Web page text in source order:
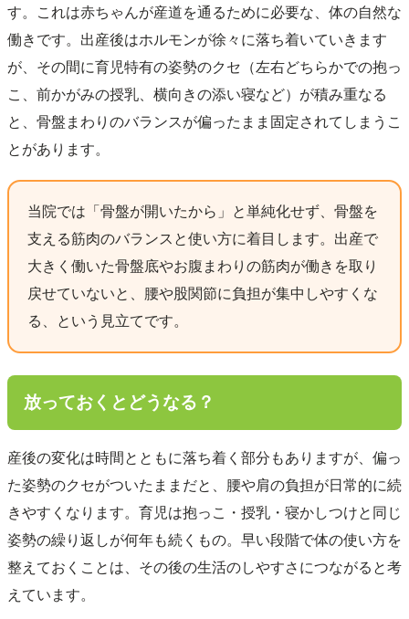
す。これは赤ちゃんが産道を通るために必要な、体の自然な
働きです。出産後はホルモンが徐々に落ち着いていきます
が、その間に育児特有の姿勢のクセ（左右どちらかでの抱っ
こ、前かがみの授乳、横向きの添い寝など）が積み重なる
と、骨盤まわりのバランスが偏ったまま固定されてしまうこ
とがあります。
当院では「骨盤が開いたから」と単純化せず、骨盤を
支える筋肉のバランスと使い方に着目します。出産で
大きく働いた骨盤底やお腹まわりの筋肉が働きを取り
戻せていないと、腰や股関節に負担が集中しやすくな
る、という見立てです。
放っておくとどうなる？
産後の変化は時間とともに落ち着く部分もありますが、偏っ
た姿勢のクセがついたままだと、腰や肩の負担が日常的に続
きやすくなります。育児は抱っこ・授乳・寝かしつけと同じ
姿勢の繰り返しが何年も続くもの。早い段階で体の使い方を
整えておくことは、その後の生活のしやすさにつながると考
えています。